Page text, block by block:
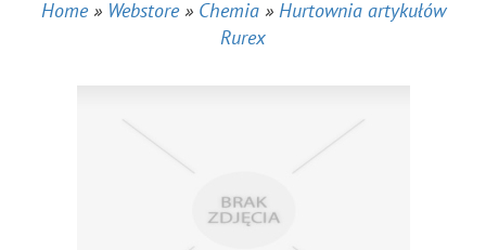
Home» Webstore» Chemia» Hurtownia artykułów
Rurex